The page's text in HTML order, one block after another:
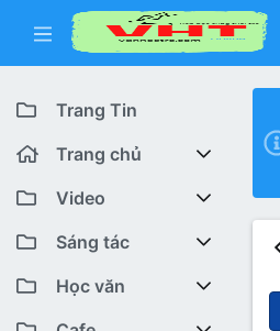
Trang Tin
Trang chủ
Diễn đàn
Bài viết mới
Có gì mới
Video
Youtube VHT News
Youtube VHT
Sáng tác
Cuộc thi viết
Học văn